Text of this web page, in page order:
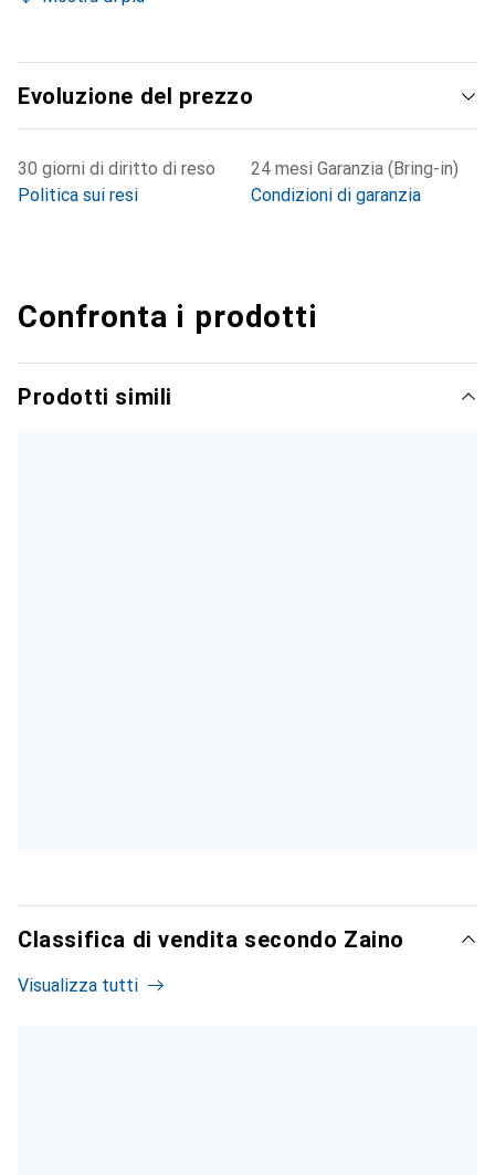
Evoluzione del prezzo
30 giorni di diritto di reso
Politica sui resi
24 mesi Garanzia (Bring-in)
Condizioni di garanzia
Confronta i prodotti
Prodotti simili
Classifica di vendita secondo Zaino
Visualizza tutti